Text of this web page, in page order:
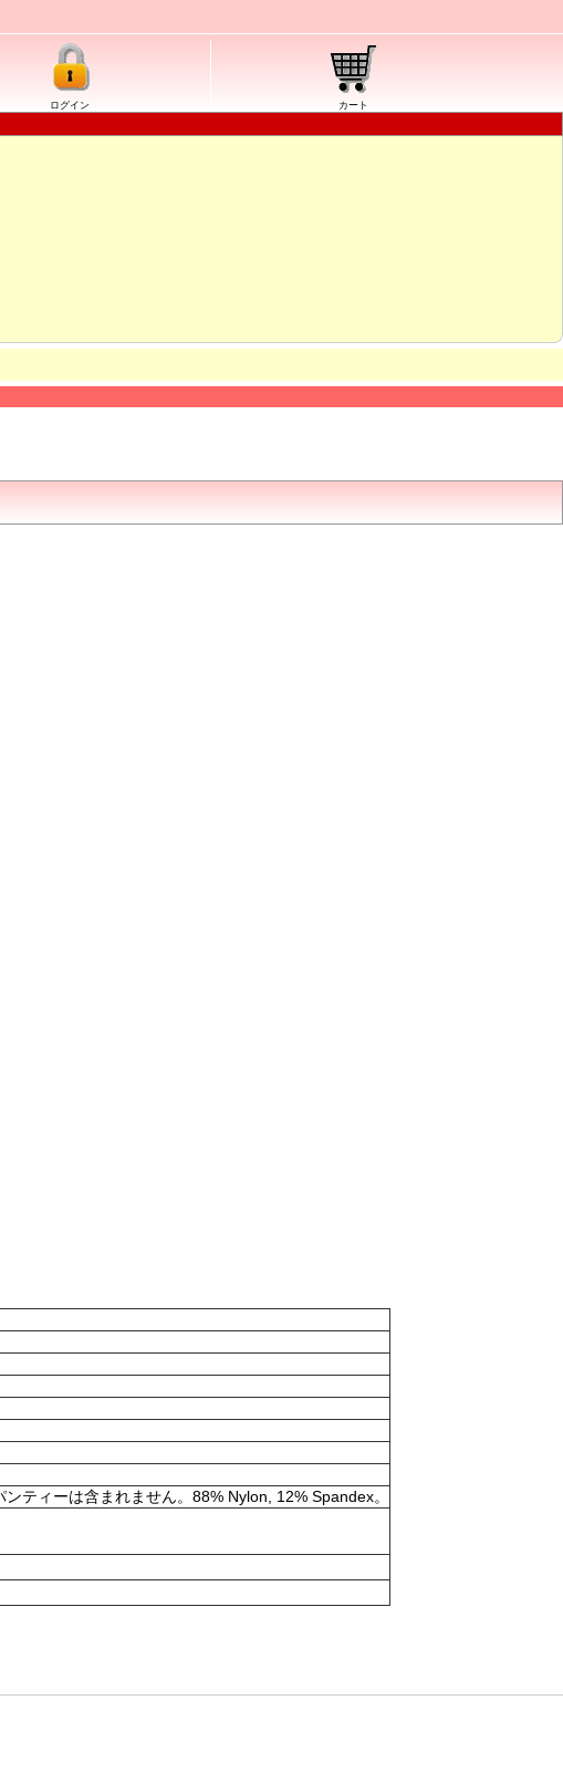
ログイン カート
ティーは含まれません。88% Nylon, 12% Spandex。